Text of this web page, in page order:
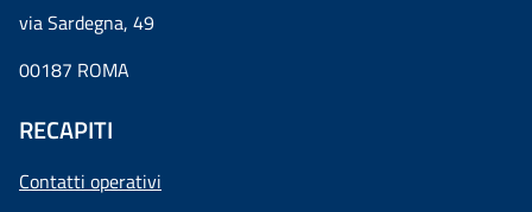
via Sardegna, 49
00187 ROMA
RECAPITI
Contatti operativi